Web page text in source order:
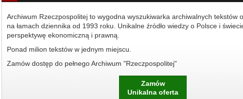
Archiwum Rzeczpospolitej to wygodna wyszukiwarka archiwalnych tekstów
na łamach dziennika od 1993 roku. Unikalne źródło wiedzy o Polsce i
perspektywę ekonomiczną i prawną.
Ponad milion tekstów w jednym miejscu.
Zamów dostęp do pełnego Archiwum "Rzeczpospolitej"
Zamów
Unikalna oferta